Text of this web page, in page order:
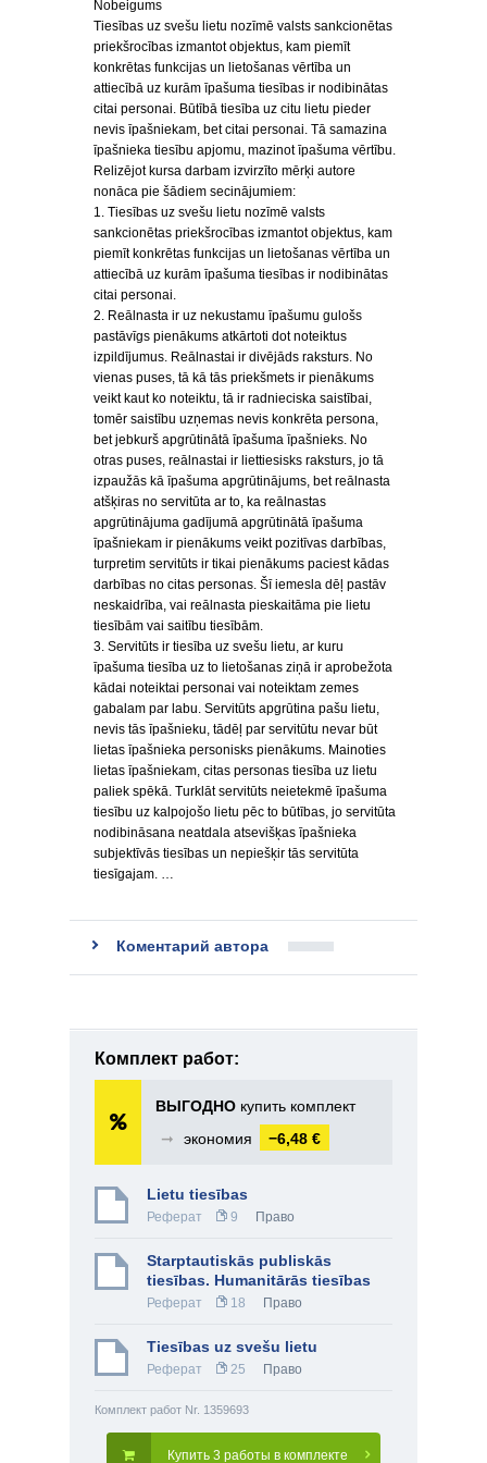
Nobeigums
Tiesības uz svešu lietu nozīmē valsts sankcionētas
priekšrocības izmantot objektus, kam piemīt
konkrētas funkcijas un lietošanas vērtība un
attiecībā uz kurām īpašuma tiesības ir nodibinātas
citai personai. Būtībā tiesība uz citu lietu pieder
nevis īpašniekam, bet citai personai. Tā samazina
īpašnieka tiesību apjomu, mazinot īpašuma vērtību.
Relizējot kursa darbam izvirzīto mērķi autore
nonāca pie šādiem secinājumiem:
1. Tiesības uz svešu lietu nozīmē valsts
sankcionētas priekšrocības izmantot objektus, kam
piemīt konkrētas funkcijas un lietošanas vērtība un
attiecībā uz kurām īpašuma tiesības ir nodibinātas
citai personai.
2. Reālnasta ir uz nekustamu īpašumu gulošs
pastāvīgs pienākums atkārtoti dot noteiktus
izpildījumus. Reālnastai ir divējāds raksturs. No
vienas puses, tā kā tās priekšmets ir pienākums
veikt kaut ko noteiktu, tā ir radnieciska saistībai,
tomēr saistību uzņemas nevis konkrēta persona,
bet jebkurš apgrūtinātā īpašuma īpašnieks. No
otras puses, reālnastai ir liettiesisks raksturs, jo tā
izpaužās kā īpašuma apgrūtinājums, bet reālnasta
atšķiras no servitūta ar to, ka reālnastas
apgrūtinājuma gadījumā apgrūtinātā īpašuma
īpašniekam ir pienākums veikt pozitīvas darbības,
turpretim servitūts ir tikai pienākums paciest kādas
darbības no citas personas. Šī iemesla dēļ pastāv
neskaidrība, vai reālnasta pieskaitāma pie lietu
tiesībām vai saitību tiesībām.
3. Servitūts ir tiesība uz svešu lietu, ar kuru
īpašuma tiesība uz to lietošanas ziņā ir aprobežota
kādai noteiktai personai vai noteiktam zemes
gabalam par labu. Servitūts apgrūtina pašu lietu,
nevis tās īpašnieku, tādēļ par servitūtu nevar būt
lietas īpašnieka personisks pienākums. Mainoties
lietas īpašniekam, citas personas tiesība uz lietu
paliek spēkā. Turklāt servitūts neietekmē īpašuma
tiesību uz kalpojošo lietu pēc to būtības, jo servitūta
nodibināsana neatdala atsevišķas īpašnieka
subjektīvās tiesības un nepiešķir tās servitūta
tiesīgajam. …
Коментарий автора
Комплект работ:
ВЫГОДНО купить комплект
➞
экономия −6,48 €
Lietu tiesības
Реферат 9 Право
Starptautiskās publiskās
tiesības. Humanitārās tiesības
Реферат 18 Право
Tiesības uz svešu lietu
Реферат 25 Право
Комплект работ Nr. 1359693
Купить 3 работы в комплекте